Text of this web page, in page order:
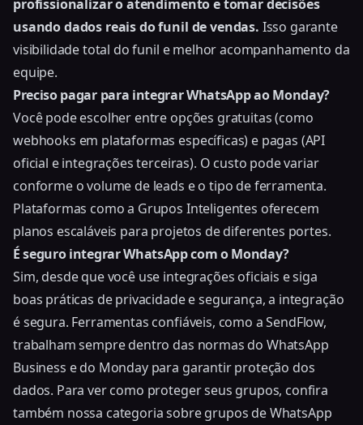
profissionalizar o atendimento e tomar decisões
usando dados reais do funil de vendas. Isso garante
visibilidade total do funil e melhor acompanhamento da
equipe.
Preciso pagar para integrar WhatsApp ao Monday?
Você pode escolher entre opções gratuitas (como
webhooks em plataformas específicas) e pagas (API
oficial e integrações terceiras). O custo pode variar
conforme o volume de leads e o tipo de ferramenta.
Plataformas como a Grupos Inteligentes oferecem
planos escaláveis para projetos de diferentes portes.
É seguro integrar WhatsApp com o Monday?
Sim, desde que você use integrações oficiais e siga
boas práticas de privacidade e segurança, a integração
é segura. Ferramentas confiáveis, como a SendFlow,
trabalham sempre dentro das normas do WhatsApp
Business e do Monday para garantir proteção dos
dados. Para ver como proteger seus grupos, confira
também nossa categoria sobre grupos de WhatsApp